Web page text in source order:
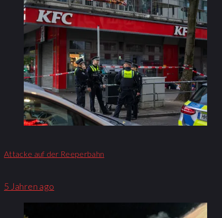
Attacke auf der Reeperbahn
5 Jahren ago